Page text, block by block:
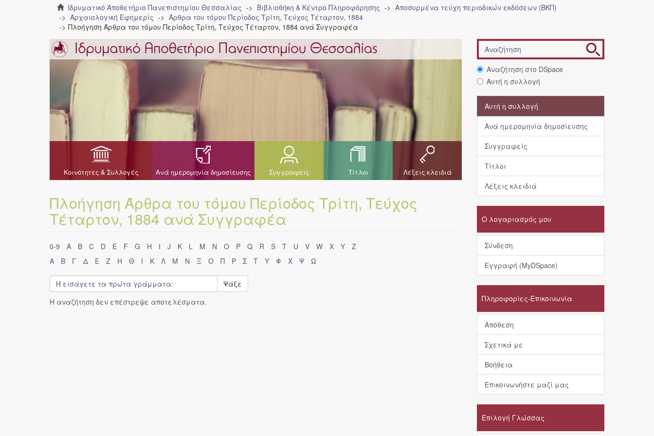
Ιδρυματικό Αποθετήριο Πανεπιστημίου Θεσσαλίας Βιβλιοθήκη & Κέντρο Πληροφόρησης
Αποσυρμένα τεύχη περιοδικών εκδόσεων (ΒΚΠ)
Αρχαιολογική Εφημερίς
Άρθρα του τόμου Περίοδος Τρίτη, Τεύχος Τέταρτον, 1884
Πλοήγηση Άρθρα του τόμου Περίοδος Τρίτη, Τεύχος Τέταρτον, 1884 ανά Συγγραφέα
Κοινότητες & Συλλογές Ανά ημερομηνία δημοσίευσης Συγγραφείς Τίτλοι Λέξεις κλειδιά
Πλοήγηση Άρθρα του τόμου Περίοδος Τρίτη, Τεύχος
Τέταρτον, 1884 ανά Συγγραφέα
0-9 A B C D E F G H I J K L M N O P Q R S T U V W X Y
Z
Α
Β Γ Δ Ε Ζ Η Θ Ι Κ Λ Μ Ν Ξ Ο Π Ρ Σ Τ Υ Φ Χ Ψ Ω
Ψάξε
Η αναζήτηση δεν επέστρεψε αποτελέσματα.
Αναζήτηση στο DSpace
Αυτή η συλλογή
Αυτή η συλλογή
Ανά ημερομηνία δημοσίευσης
Συγγραφείς
Τίτλοι
Λέξεις κλειδιά
Ο λογαριασμός μου
Σύνδεση
Εγγραφή (MyDSpace)
Πληροφορίες-Επικοινωνία
Απόθεση
Σχετικά με
Βοήθεια
Επικοινωνήστε μαζί μας
Επιλογή Γλώσσας